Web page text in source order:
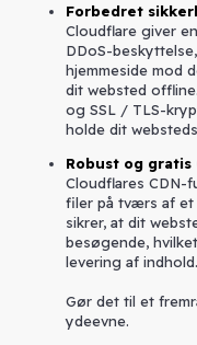
Forbedret
Cloudflare giver
DDoS-
hjemmeside mod
dit websted
og SSL / TLS-
holde dit
Robust og gratis
Cloudflares CDN-
filer på tværs af et
sikrer, at dit
besøgende,
levering af indhold.
Gør det til et
ydeevne.